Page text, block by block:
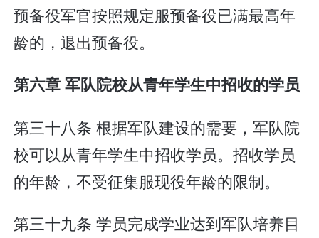
预备役军官按照规定服预备役已满最高年
龄的，退出预备役。
第六章 军队院校从青年学生中招收的学员
第三十八条 根据军队建设的需要，军队院
校可以从青年学生中招收学员。招收学员
的年龄，不受征集服现役年龄的限制。
第三十九条 学员完成学业达到军队培养目